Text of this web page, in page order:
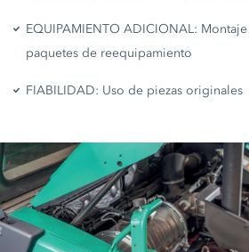
EQUIPAMIENTO ADICIONAL:
paquetes de reequipamiento
FIABILIDAD: Uso de piezas originales